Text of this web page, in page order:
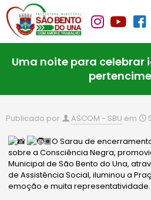
Uma noite para celebrar
Publicado por ASCOM - SBU em
O Sarau de
sobre a Consciência Negra,
Municipal de São Bento do Una,
de Assistência Social, iluminou a
emoção e muita representatividade.